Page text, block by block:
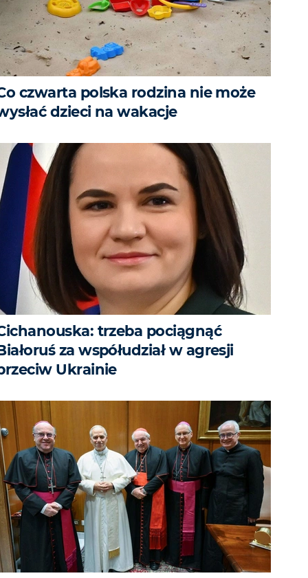
czwarta polska rodzina nie może
dzieci na wakacje
trzeba pociągnąć
za współudział w agresji
Ukrainie